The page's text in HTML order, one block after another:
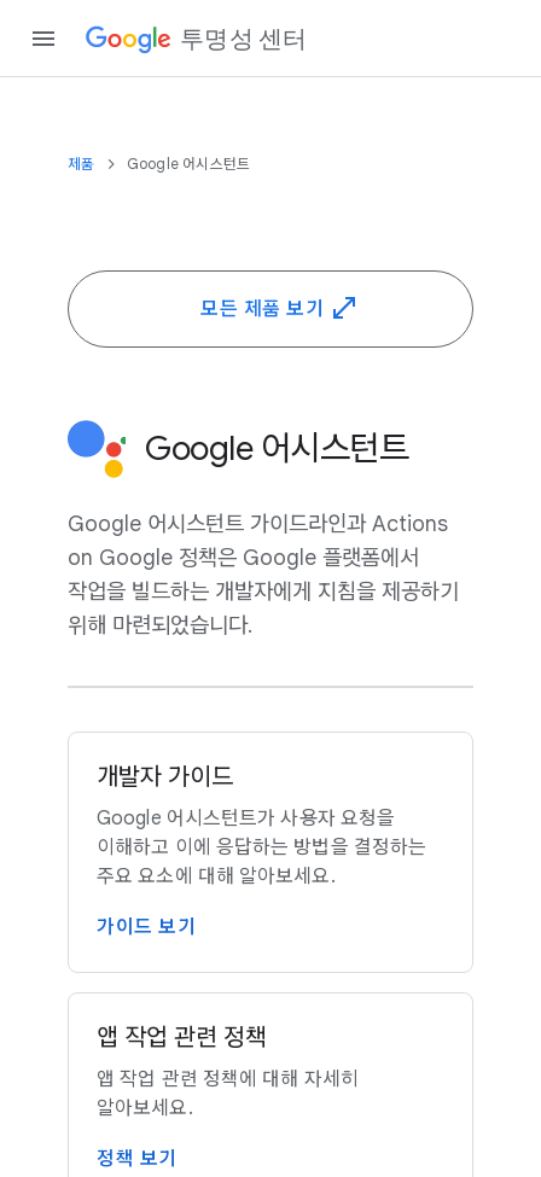
투명성 센터
제품 Google 어시스턴트
모든 제품 보기
Google 어시스턴트
Google 어시스턴트 가이드라인과 Actions
on Google 정책은 Google 플랫폼에서
작업을 빌드하는 개발자에게 지침을 제공하기
위해 마련되었습니다.
개발자 가이드
Google 어시스턴트가 사용자 요청을
이해하고 이에 응답하는 방법을 결정하는
주요 요소에 대해 알아보세요.
가이드 보기
앱 작업 관련 정책
앱 작업 관련 정책에 대해 자세히
알아보세요.
정책 보기